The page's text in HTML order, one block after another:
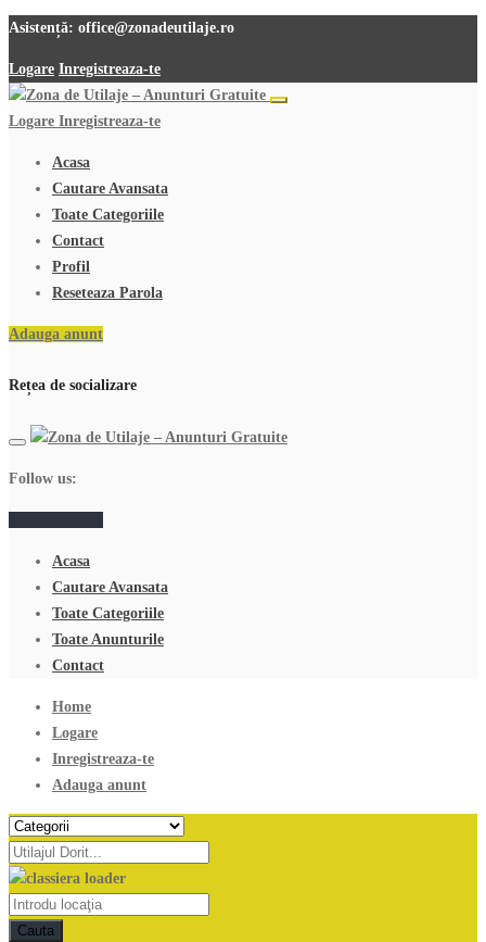
Asistență: office@zonadeutilaje.ro
Logare Inregistreaza-te
Logare Inregistreaza-te
Acasa
Cautare Avansata
Toate Categoriile
Contact
Profil
Reseteaza Parola
Adauga anunt
Rețea de socializare
Follow us:
Acasa
Cautare Avansata
Toate Categoriile
Toate Anunturile
Contact
Home
Logare
Inregistreaza-te
Adauga anunt
Cauta